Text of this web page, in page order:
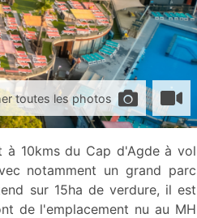
toutes les photos
à 10kms du Cap d'Agde à vol
notamment un grand parc
sur 15ha de verdure, il est
de l'emplacement nu au MH